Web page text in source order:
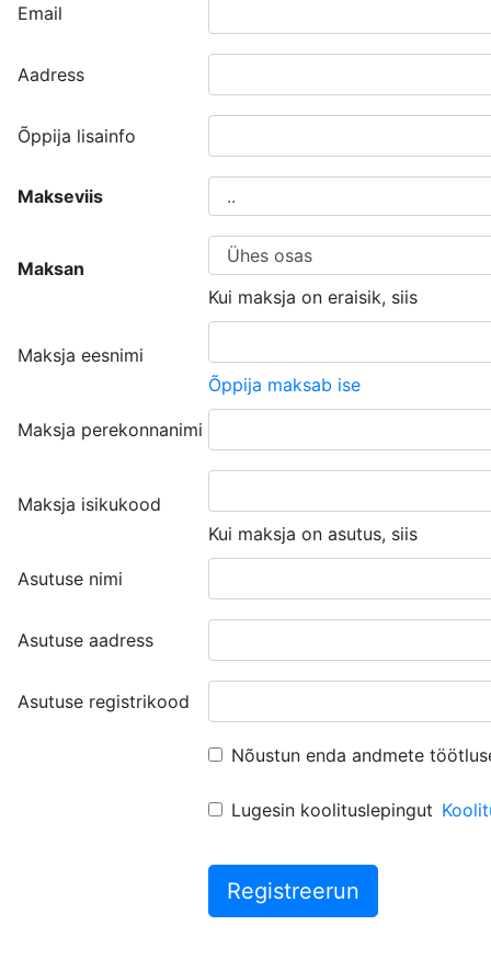
Email
Aadress
Õppija lisainfo
Makseviis
Maksan
Kui maksja on eraisik, siis
Maksja eesnimi
Õppija maksab ise
Maksja perekonnanimi
Maksja isikukood
Kui maksja on asutus, siis
Asutuse nimi
Asutuse aadress
Asutuse registrikood
Nõustun enda andmete
Lugesin koolituslepingut